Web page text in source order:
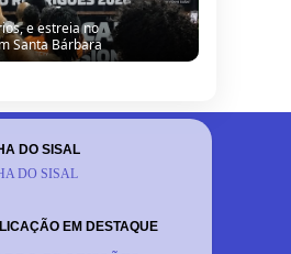
e estreia no
Santa Bárbara
DO SISAL
DO SISAL
EM DESTAQUE